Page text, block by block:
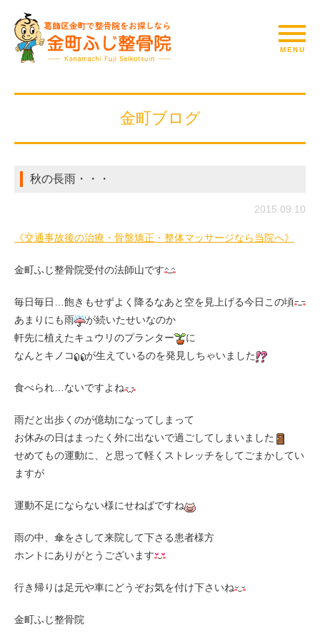
金町ブログ
秋の長雨・・・
2015.09.10
《交通事故後の治療・骨盤矯正・整体マッサージなら当院へ》
金町ふじ整骨院受付の法師山です
毎日毎日…飽きもせずよく降るなあと空を見上げる今日この頃
あまりにも雨
が続いたせいなのか
軒先に植えたキュウリのプランター
に
なんとキノコ
が生えているのを発見しちゃいました
食べられ…ないですよね
雨だと出歩くのが億劫になってしまって
お休みの日はまったく外に出ないで過ごしてしまいました
せめてもの運動に、と思って軽くストレッチをしてごまかしてい
ますが
運動不足にならない様にせねばですね
雨の中、傘をさして来院して下さる患者様方
ホントにありがとうございます
行き帰りは足元や車にどうぞお気を付け下さいね
金町ふじ整骨院